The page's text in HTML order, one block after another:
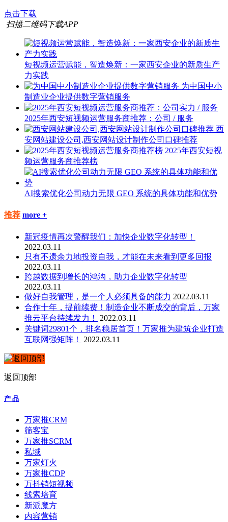
点击下载
扫描二维码下载APP
短视频运营赋能，智造焕新：一家西安企业的新质生产
力实践
为中国中小
制造业企业提供数字营销服务
2025年西安短视频运营服务商推荐：公司 / 服务
西
安网站建设公司,西安网站设计制作公司口碑推荐
2025年西安短视
频运营服务商推荐榜
AI搜索优化公司动力无限 GEO 系统的具体功能和优势
推荐 more +
新冠疫情再次警醒我们：加快企业数字化转型！
2022.03.11
只有不遗余力地投资自我，才能在未来看到更多回报
2022.03.11
跨越数据到增长的鸿沟，助力企业数字化转型
2022.03.11
做好自我管理，是一个人必须具备的能力 2022.03.11
合作十年，提前续费！制造企业不断成交的背后，万家
推云平台持续发力！
2022.03.11
关键词29801个，排名稳居首页！万家推为建筑企业打造
互联网强矩阵！
2022.03.11
返回顶部
产 品
万家推CRM
筛客宝
万家推SCRM
私域
万家灯火
万家推CDP
万抖销短视频
线索培育
新派魔方
内容营销